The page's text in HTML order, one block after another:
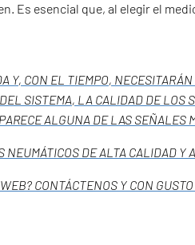
Es esencial que, al elegir el
CON EL TIEMPO,
SISTEMA, LA CALIDAD DE
ALGUNA DE LAS SEÑALES
DE ALTA CALIDAD
CONTÁCTENOS Y CON